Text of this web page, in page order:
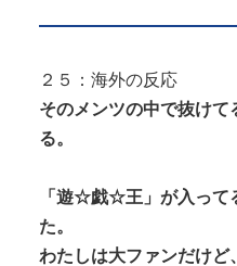
２５：海外の反応
そのメンツの中で抜け
る。
「遊☆戯☆王」が入って
た。
わたしは大ファンだけ